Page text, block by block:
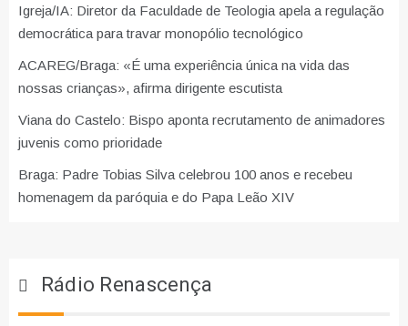
Igreja/IA: Diretor da Faculdade de Teologia apela a regulação
democrática para travar monopólio tecnológico
ACAREG/Braga: «É uma experiência única na vida das
nossas crianças», afirma dirigente escutista
Viana do Castelo: Bispo aponta recrutamento de animadores
juvenis como prioridade
Braga: Padre Tobias Silva celebrou 100 anos e recebeu
homenagem da paróquia e do Papa Leão XIV
Rádio Renascença